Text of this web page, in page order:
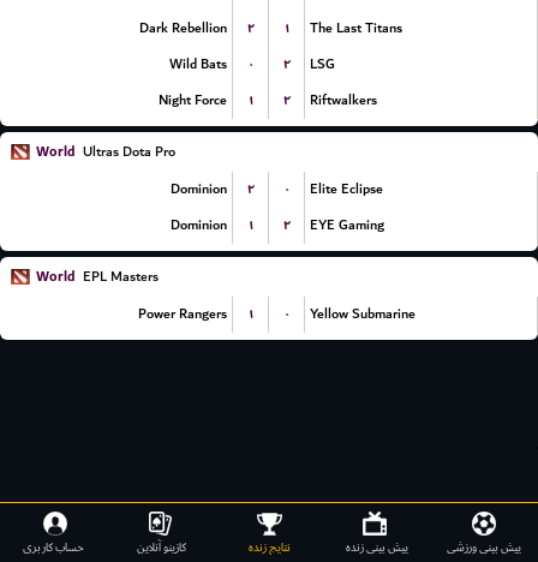
Dark Rebellion
۲ ۱
The Last Titans
Wild Bats
۰ ۲
LSG
Night Force
۱ ۲ Riftwalkers
World Ultras Dota Pro
Dominion
۲ ۰
Elite Eclipse
Dominion
۱ ۲ EYE Gaming
World EPL Masters
Power Rangers
۱ ۰ Yellow Submarine
پیش بینی ورزشی پیش بینی زنده نتایج زنده کازینو آنلاین حساب کاربری